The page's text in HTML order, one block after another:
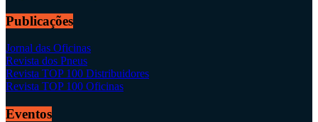
Publicações
Jornal das Oficinas
Revista dos Pneus
Revista TOP 100 Distribuidores
Revista TOP 100 Oficinas
Eventos